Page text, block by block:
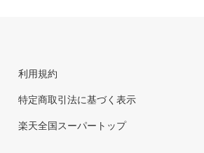
利用規約
特定商取引法に基づく表示
楽天全国スーパートップ